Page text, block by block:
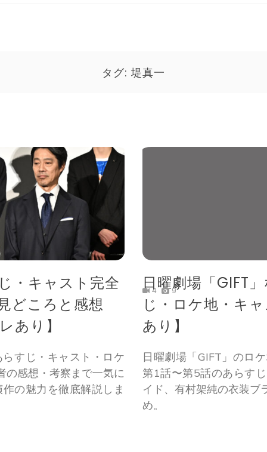
タグ: 堤真一
・キャスト完全
どころと感想
あり】
すじ・キャスト・ロケ
の感想・考察まで一気に
の魅力を徹底解説しま
4 9
日曜劇場「GIFT
じ・ロケ地・キ
あり】
日曜劇場「GIFT」のロ
第1話〜第5話のあらす
イド、有村架純の衣装ブ
め。